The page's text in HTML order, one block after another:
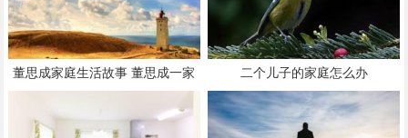
董思成家庭生活故事 董思成一家
五口照片
二个儿子的家庭怎么办